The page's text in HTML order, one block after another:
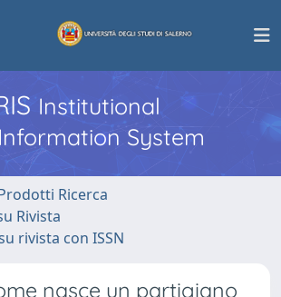
Institutional
System
Ricerca
Rivista
rivista con ISSN
nasce un partigiano